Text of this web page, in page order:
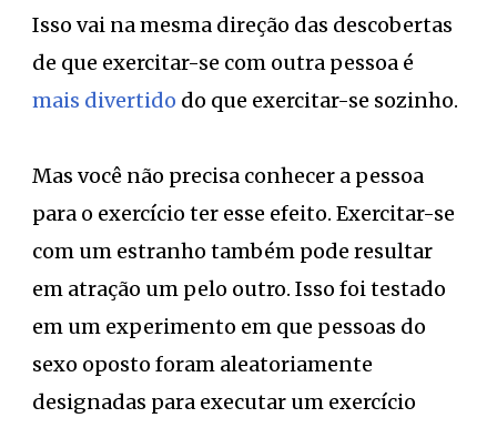
Isso vai na mesma direção das descobertas
de que exercitar-se com outra pessoa é
mais divertido do que exercitar-se sozinho.
Mas você não precisa conhecer a pessoa
para o exercício ter esse efeito. Exercitar-se
com um estranho também pode resultar
em atração um pelo outro. Isso foi testado
em um experimento em que pessoas do
sexo oposto foram aleatoriamente
designadas para executar um exercício